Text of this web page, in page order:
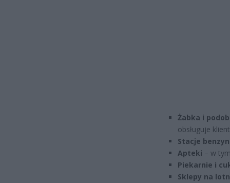
Żabka i
obsługuje
Stacje
Apteki – w
Piekarnie i
Sklepy na